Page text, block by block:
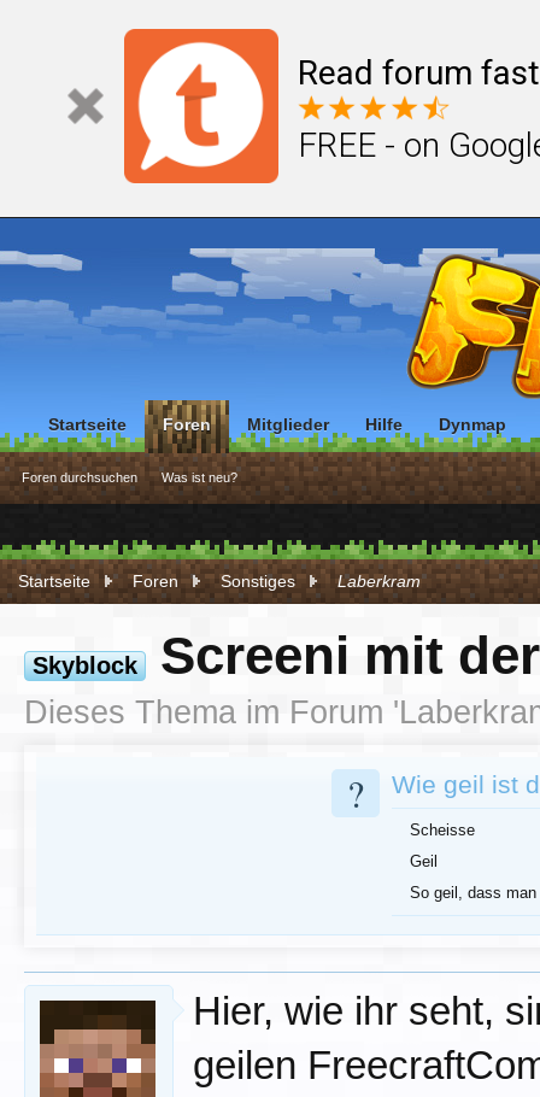
Read forum
FREE - on
Startseite Foren Sonstiges Laberkram
Skyblock Screeni mit
Dieses Thema im Forum '
? Wie geil ist
Scheisse
Geil
So geil, dass
Hier, wie ihr seht,
geilen
Startseite Foren
Foren durchsuchen Was ist neu?
Mitglieder Hilfe Dynmap